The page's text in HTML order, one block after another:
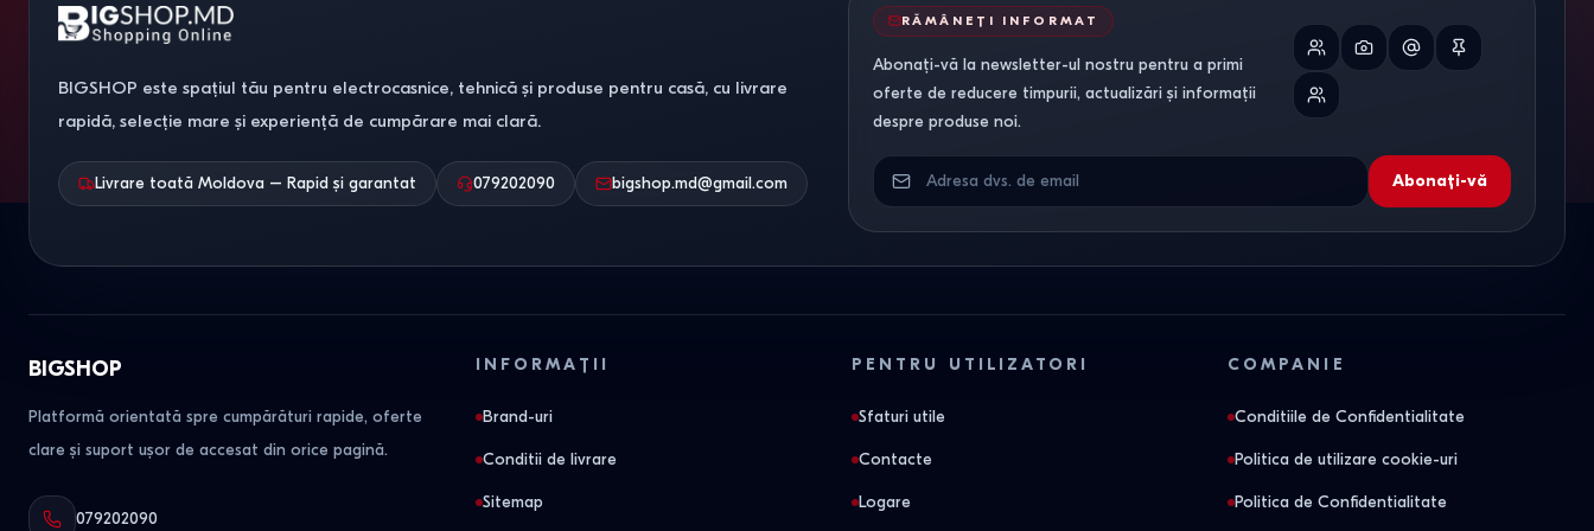
BIGSHOP este spațiul tău pentru electrocasnice, tehnică și produse pentru casă, cu livrare
rapidă, selecție mare și experiență de cumpărare mai clară.
Livrare toată Moldova – Rapid și garantat 079202090 bigshop.md@gmail.com
RĂMÂNEȚI INFORMAT
Abonați-vă la newsletter-ul nostru pentru a primi
oferte de reducere timpurii, actualizări și informații
despre produse noi.
Abonați-vă
BIGSHOP
Platformă orientată spre cumpărături rapide, oferte
clare și suport ușor de accesat din orice pagină.
079202090
INFORMAȚII
Brand-uri
Conditii de livrare
Sitemap
PENTRU UTILIZATORI
Sfaturi utile
Contacte
Logare
COMPANIE
Conditiile de Confidentialitate
Politica de utilizare cookie-uri
Politica de Confidentialitate